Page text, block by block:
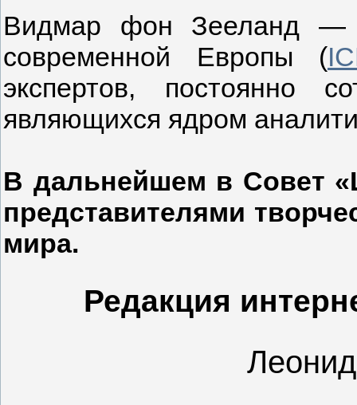
Видмар фон Зееланд —
современной Европы (
экспертов, постоянно
являющихся ядром
В дальнейшем в Совет
представителями
мира.
Редакция